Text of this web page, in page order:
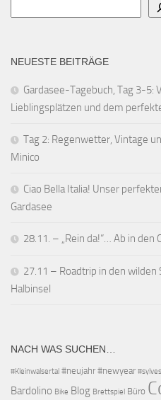
NEUESTE BEITRÄGE
Gardasee-Tagebuch, Tag 3-
Lieblingsplätzen und dem
Tag 2: Regenwetter, Vintage
Minico
Ciao Bella Italia! Unser
Gardasee
28.11. – „Rein da!“… Ab in den
27.11 – Roadtrip in den wilden
Halbinsel
NACH WAS SUCHEN…
#Kleinwalsertal #neujahr #newyear
Bardolino Bike Blog Brettspiel Büro